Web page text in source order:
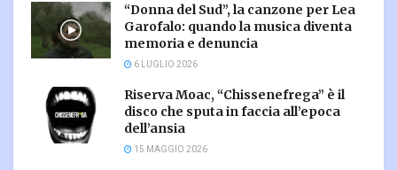
“Donna del Sud”, la canzone per Lea
Garofalo: quando la musica diventa
memoria e denuncia
6 LUGLIO 2026
Riserva Moac, “Chissenefrega” è il
disco che sputa in faccia all’epoca
dell’ansia
15 MAGGIO 2026